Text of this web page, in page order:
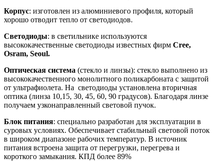
Корпус: изготовлен из алюминиевого профиля, который
хорошо отводит тепло от светодиодов.
Светодиоды: в светильнике используются
высококачественные светодиоды известных фирм Cree,
Osram, Seoul.
Оптическая система (стекло и линзы): стекло выполнено из
высококачественного монолитного поликарбоната с защитой
от ультрафиолета. На светодиоды установлена вторичная
оптика (линза 10,15, 30, 45, 60, 90 градусов). Благодаря линзе
получаем узконаправленный световой пучок.
Блок питания: специально разработан для эксплуатации в
суровых условиях. Обеспечивает стабильный световой поток
в широком диапазоне рабочих температур. В источник
питания встроена защита от перегрузки, перегрева и
короткого замыкания. КПД более 89%